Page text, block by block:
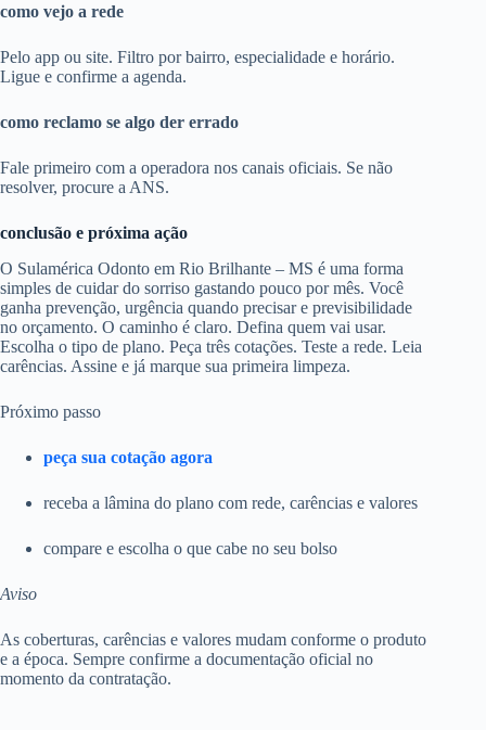
como vejo a rede
Pelo app ou site. Filtro por bairro, especialidade e horário.
Ligue e confirme a agenda.
como reclamo se algo der errado
Fale primeiro com a operadora nos canais oficiais. Se não
resolver, procure a ANS.
conclusão e próxima ação
O Sulamérica Odonto em Rio Brilhante – MS é uma forma
simples de cuidar do sorriso gastando pouco por mês. Você
ganha prevenção, urgência quando precisar e previsibilidade
no orçamento. O caminho é claro. Defina quem vai usar.
Escolha o tipo de plano. Peça três cotações. Teste a rede. Leia
carências. Assine e já marque sua primeira limpeza.
Próximo passo
peça sua cotação agora
receba a lâmina do plano com rede, carências e valores
compare e escolha o que cabe no seu bolso
Aviso
As coberturas, carências e valores mudam conforme o produto
e a época. Sempre confirme a documentação oficial no
momento da contratação.